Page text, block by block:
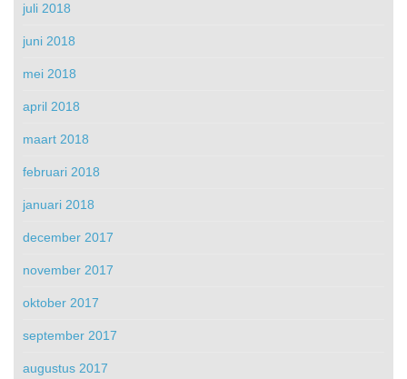
juli 2018
juni 2018
mei 2018
april 2018
maart 2018
februari 2018
januari 2018
december 2017
november 2017
oktober 2017
september 2017
augustus 2017